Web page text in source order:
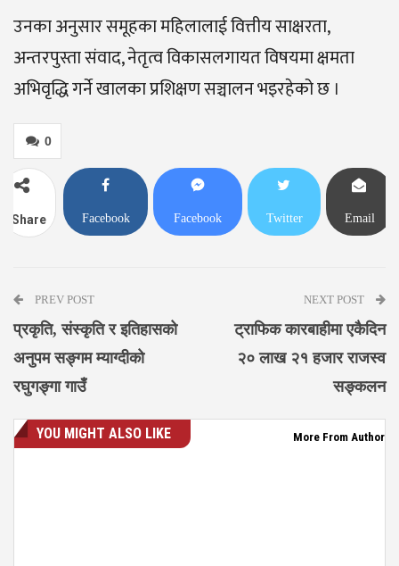
उनका अनुसार समूहका महिलालाई वित्तीय साक्षरता,
अन्तरपुस्ता संवाद, नेतृत्व विकासलगायत विषयमा क्षमता
अभिवृद्धि गर्ने खालका प्रशिक्षण सञ्चालन भइरहेको छ ।
0
Share Facebook Facebook Twitter Email
PREV POST
प्रकृति, संस्कृति र इतिहासको
अनुपम सङ्गम म्याग्दीको
रघुगङ्गा गाउँ
NEXT POST
ट्राफिक कारबाहीमा एकैदिन
२० लाख २१ हजार राजस्व
सङ्कलन
YOU MIGHT ALSO LIKE More From Author